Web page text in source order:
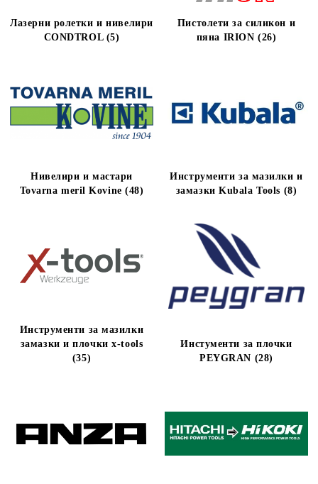
Лазерни ролетки и нивелири
CONDTROL (5)
Пистолети за силикон и
пяна IRION (26)
Нивелири и мастари
Tovarna meril Kovine (48)
Инструменти за мазилки и
замазки Kubala Tools (8)
Инструменти за мазилки
замазки и плочки x-tools
(35)
Инстументи за плочки
PEYGRAN (28)